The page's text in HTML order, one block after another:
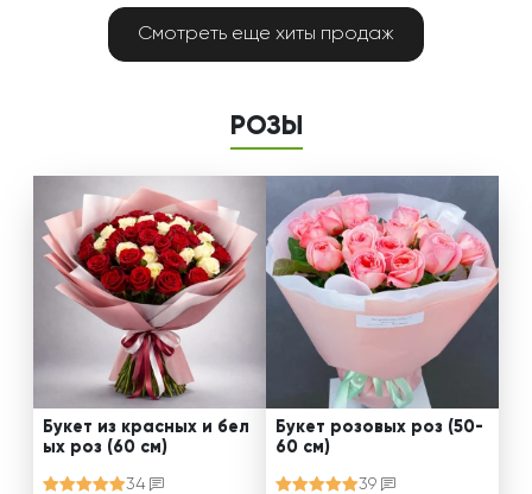
Смотреть еще хиты продаж
РОЗЫ
Букет из красных и бел
ых роз (60 см)
34
Букет розовых роз (50-
60 см)
39